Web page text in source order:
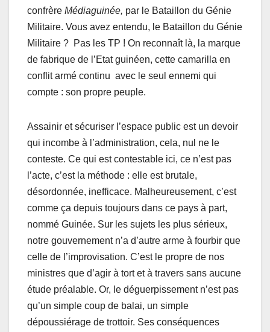
confrère Médiaguinée, par le Bataillon du Génie
Militaire. Vous avez entendu, le Bataillon du Génie
Militaire ? Pas les TP ! On reconnaît là, la marque
de fabrique de l’Etat guinéen, cette camarilla en
conflit armé continu avec le seul ennemi qui
compte : son propre peuple.
Assainir et sécuriser l’espace public est un devoir
qui incombe à l’administration, cela, nul ne le
conteste. Ce qui est contestable ici, ce n’est pas
l’acte, c’est la méthode : elle est brutale,
désordonnée, inefficace. Malheureusement, c’est
comme ça depuis toujours dans ce pays à part,
nommé Guinée. Sur les sujets les plus sérieux,
notre gouvernement n’a d’autre arme à fourbir que
celle de l’improvisation. C’est le propre de nos
ministres que d’agir à tort et à travers sans aucune
étude préalable. Or, le déguerpissement n’est pas
qu’un simple coup de balai, un simple
dépoussiérage de trottoir. Ses conséquences